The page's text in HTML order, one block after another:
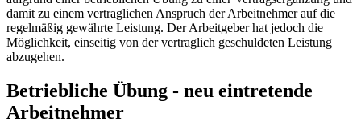
damit zu einem vertraglichen Anspruch der Arbeitnehmer auf die
regelmäßig gewährte Leistung. Der Arbeitgeber hat jedoch die
Möglichkeit, einseitig von der vertraglich geschuldeten Leistung
abzugehen.
Betriebliche Übung - neu eintretende
Arbeitnehmer